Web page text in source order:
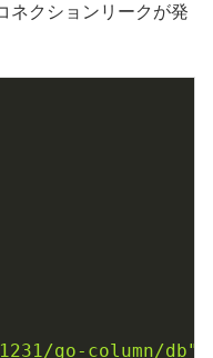
ネクションリークが発
go-column/db"